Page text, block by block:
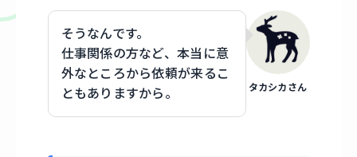
タカシカさん
そうなんです。
仕事関係の方など、本当に意
外なところから依頼が来るこ
ともありますから。